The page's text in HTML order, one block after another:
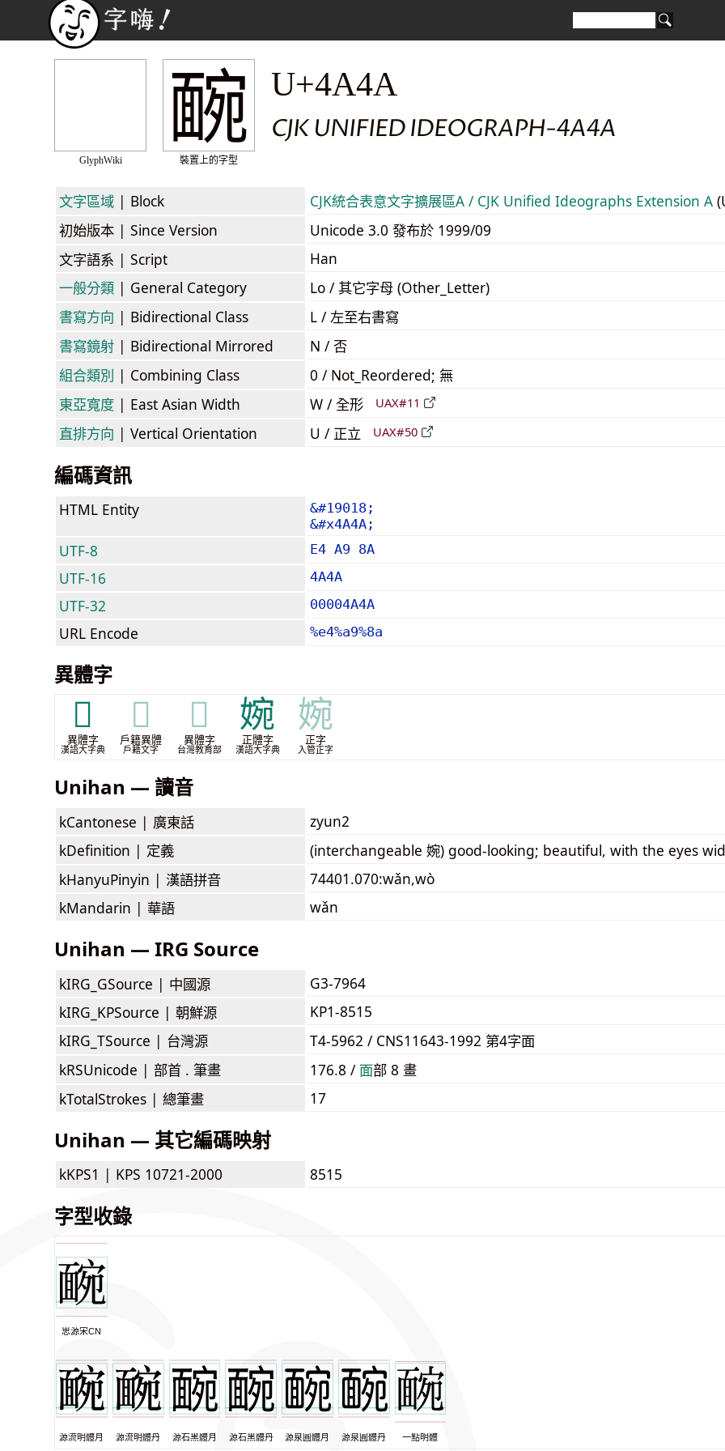
GlyphWiki
䩊
裝置上的字型
U+4A4A
CJK UNIFIED IDEOGRAPH-4A4A
文字區域 | Block CJK統合表意文字擴展區A / CJK Unified Ideographs Extension A
初始版本 | Since Version
Unicode 3.0 發布於 1999/09
文字語系 | Script
Han
一般分類 | General Category
Lo / 其它字母 (Other_Letter)
書寫方向 | Bidirectional Class
L / 左至右書寫
書寫鏡射 | Bidirectional Mirrored
N / 否
組合類別 | Combining Class
0 / Not_Reordered; 無
東亞寬度 | East Asian Width W / 全形 UAX#11
直排方向 | Vertical Orientation U / 正立 UAX#50
編碼資訊
HTML Entity
&#19018;
&#x4A4A;
UTF-8 E4 A9 8A
UTF-16 4A4A
UTF-32 00004A4A
URL Encode %e4%a9%8a
異體字
𩈱
異體字
漢語大字典
𩈱
戶籍異體
戶籍文字
𩈱
異體字
台灣教育部
婉
正體字
漢語大字典
婉
正字
入管正字
Unihan — 讀音
kCantonese | 廣東話
zyun2
kDefinition | 定義
(interchangeable 婉) good-looking; beautiful, with the eyes
kHanyuPinyin | 漢語拼音
74401.070:wǎn,wò
kMandarin | 華語 wǎn
Unihan — IRG Source
kIRG_GSource | 中國源
G3-7964
kIRG_KPSource | 朝鮮源
KP1-8515
kIRG_TSource | 台灣源
T4-5962 / CNS11643-1992 第4字面
kRSUnicode | 部首 . 筆畫 176.8 / ⾯部 8 畫
kTotalStrokes | 總筆畫 17
Unihan — 其它編碼映射
kKPS1 | KPS 10721-2000 8515
字型收錄
思源宋CN
源流明體月 源流明體丹 源石黑體月 源石黑體丹 源泉圓體月 源泉圓體丹 一點明體